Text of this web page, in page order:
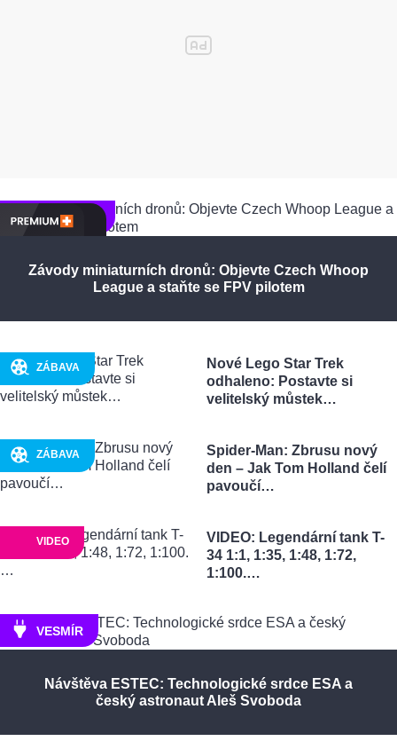
TECHNIKA
Závody miniaturních dronů: Objevte Czech Whoop
League a staňte se FPV pilotem
ZÁBAVA
Nové Lego Star Trek
odhaleno: Postavte si
velitelský můstek…
ZÁBAVA
Spider-Man: Zbrusu nový
den – Jak Tom Holland čelí
pavoučí…
VIDEO
VIDEO: Legendární tank T-
34 1:1, 1:35, 1:48, 1:72,
1:100.…
VESMÍR
Návštěva ESTEC: Technologické srdce ESA a
český astronaut Aleš Svoboda